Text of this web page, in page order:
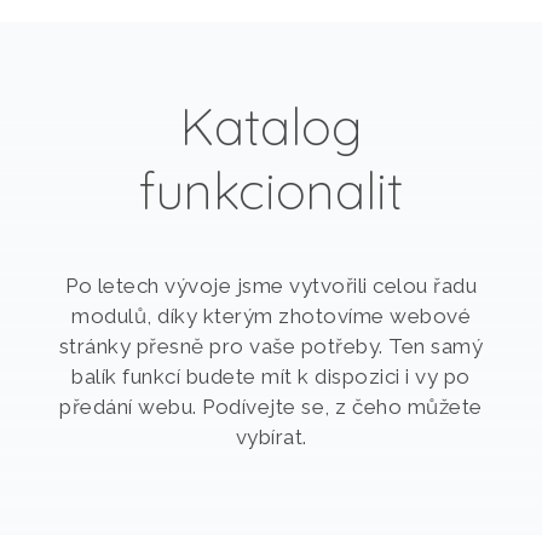
Katalog
funkcionalit
Po letech vývoje jsme vytvořili celou řadu
modulů, díky kterým zhotovíme webové
stránky přesně pro vaše potřeby. Ten samý
balík funkcí budete mít k dispozici i vy po
předání webu. Podívejte se, z čeho můžete
vybírat.